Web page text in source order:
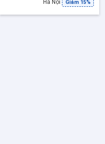
Hà Nội Giảm 15%